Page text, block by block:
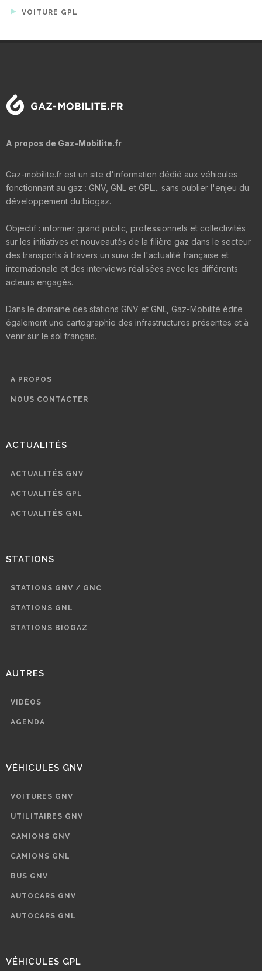
VOITURE GPL
A propos de Gaz-Mobilite.fr
Gaz-mobilite.fr est un site d'information dédié aux véhicules
fonctionnant au gaz : GNV, GNL et GPL... sans oublier l'enjeu du
développement du biogaz.
Objectif : informer grand public, professionnels et collectivités
sur les initiatives et nouveautés de la filière gaz dans le secteur
des transports à travers un suivi de l'actualité française et
internationale et des interviews réalisées avec les différents
acteurs engagés.
Dans le domaine des stations GNV et GNL, Gaz-Mobilité édite
également une cartographie des infrastructures présentes et à
venir sur le sol français.
A PROPOS
NOUS CONTACTER
ACTUALITÉS
ACTUALITÉS GNV
ACTUALITÉS GPL
ACTUALITÉS GNL
STATIONS
STATIONS GNV / GNC
STATIONS GNL
STATIONS BIOGAZ
AUTRES
VIDÉOS
AGENDA
VÉHICULES GNV
VOITURES GNV
UTILITAIRES GNV
CAMIONS GNV
CAMIONS GNL
BUS GNV
AUTOCARS GNV
AUTOCARS GNL
VÉHICULES GPL